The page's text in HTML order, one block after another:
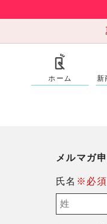
ホーム 新
メルマガ
氏名 ※必須